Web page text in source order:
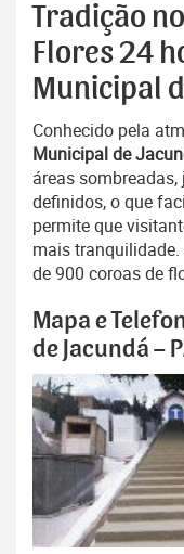
Tradição
Flores 24
Municipal
Conhecido pela
Municipal de
áreas
definidos, o que
permite que
mais
de 900 coroas de
Mapa e
de Jacundá –